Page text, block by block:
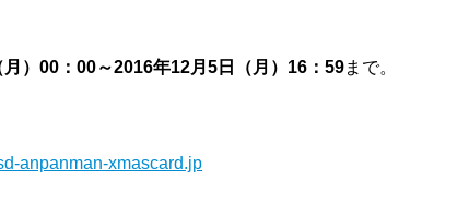
）00：00～2016年12月5日（月）16：59まで。
anpanman-xmascard.jp